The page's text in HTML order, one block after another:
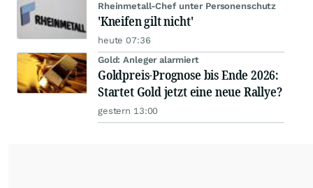
Rheinmetall-Chef unter Personenschutz
'Kneifen gilt nicht'
heute 07:36
Gold: Anleger alarmiert
Goldpreis-Prognose bis Ende 2026:
Startet Gold jetzt eine neue Rallye?
gestern 13:00